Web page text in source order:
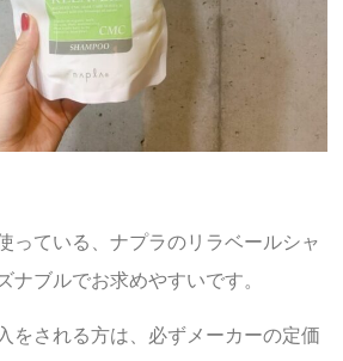
っている、ナプラのリラベールシャ
ナブルでお求めやすいです。
をされる方は、必ずメーカーの定価